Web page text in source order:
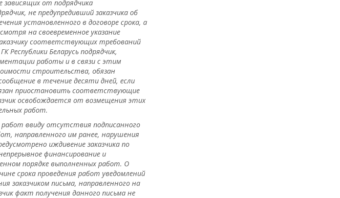
зависящих от подрядчика
не предупредивший заказчика об
установленного в договоре срока, а
на своевременное указание
соответствующих требований
Беларусь подрядчик,
работы и в связи с этим
строительства, обязан
в течение десяти дней, если
приостановить соответствующие
освобождается от возмещения этих
работ.
работ ввиду отсутствия подписанного
направленного им ранее, нарушения
иждивение заказчика по
финансирование и
порядке выполненных работ. О
срока проведения работ уведомлений
заказчиком письма, направленного на
факт получения данного письма не